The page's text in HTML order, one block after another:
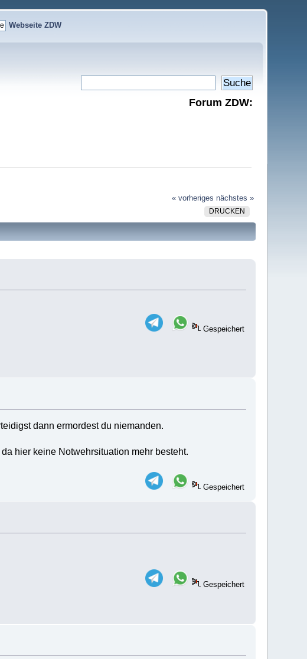
Webseite ZDW
Forum ZDW:
« vorheriges nächstes »
DRUCKEN
Gespeichert
dann ermordest du niemanden.
hier keine Notwehrsituation mehr besteht.
Gespeichert
Gespeichert